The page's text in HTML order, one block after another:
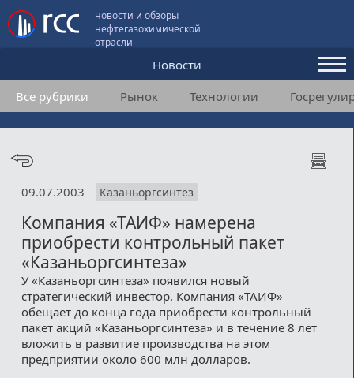
новости и обзоры
нефтегазохимической
отрасли
Новости
Аналитика и мнения
Конференции
Подписка
Пользовательское соглашение
Медиакит
Контакты
Все рубрики Рынок Технологии
09.07.2003 Казаньоргсинтез
Компания «ТАИФ» намерена
приобрести контрольный пакет
«Казаньоргсинтеза»
У «Казаньоргсинтеза» появился новый
стратегический инвестор. Компания «ТАИФ»
обещает до конца года приобрести контрольный
пакет акций «Казаньоргсинтеза» и в течение 8 лет
вложить в развитие производства на этом
предприятии около 600 млн долларов.